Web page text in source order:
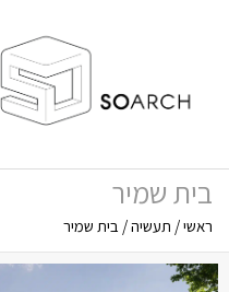
בית שמיר
ראשי/ תעשיה/ בית שמיר